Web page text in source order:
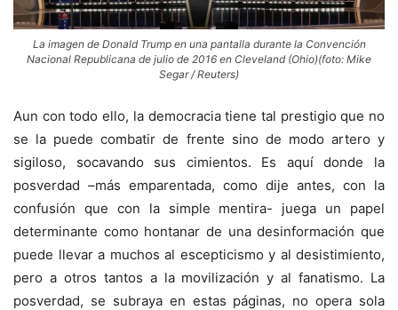
La imagen de Donald Trump en una pantalla durante la Convención
Nacional Republicana de julio de 2016 en Cleveland (Ohio)(foto: Mike
Segar / Reuters)
Aun con todo ello, la democracia tiene tal prestigio que no
se la puede combatir de frente sino de modo artero y
sigiloso, socavando sus cimientos. Es aquí donde la
posverdad –más emparentada, como dije antes, con la
confusión que con la simple mentira- juega un papel
determinante como hontanar de una desinformación que
puede llevar a muchos al escepticismo y al desistimiento,
pero a otros tantos a la movilización y al fanatismo. La
posverdad, se subraya en estas páginas, no opera sola